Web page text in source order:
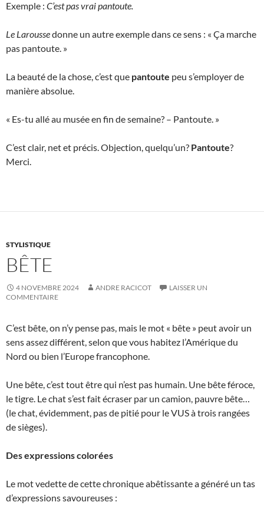
Exemple : C’est pas vrai pantoute.
Le Laroussedonne un autre exemple dans ce sens : « Ça marche
pas pantoute. »
La beauté de la chose, c’est que pantoute peu s’employer de
manière absolue.
« Es-tu allé au musée en fin de semaine? – Pantoute. »
C’est clair, net et précis. Objection, quelqu’un? Pantoute?
Merci.
STYLISTIQUE
BÊTE
4 NOVEMBRE 2024 ANDRE RACICOT
LAISSER UN
COMMENTAIRE
C’est bête, on n’y pense pas, mais le mot « bête » peut avoir un
sens assez différent, selon que vous habitez l’Amérique du
Nord ou bien l’Europe francophone.
Une bête, c’est tout être qui n’est pas humain. Une bête féroce,
le tigre. Le chat s’est fait écraser par un camion, pauvre bête…
(le chat, évidemment, pas de pitié pour le VUS à trois rangées
de sièges).
Des expressions colorées
Le mot vedette de cette chronique abêtissante a généré un tas
d’expressions savoureuses :